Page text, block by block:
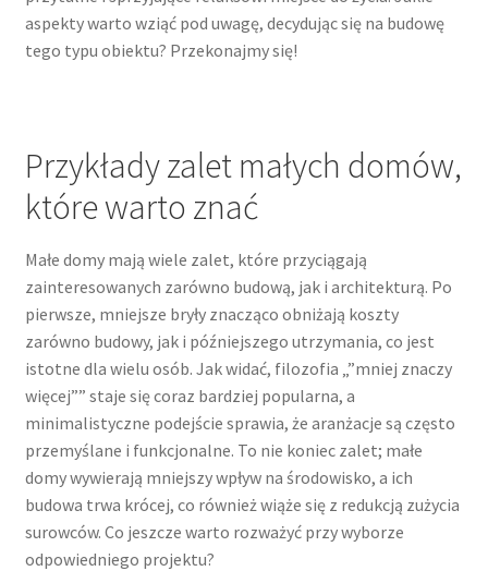
aspekty warto wziąć pod uwagę, decydując się na budowę
tego typu obiektu? Przekonajmy się!
Przykłady zalet małych domów,
które warto znać
Małe domy mają wiele zalet, które przyciągają
zainteresowanych zarówno budową, jak i architekturą. Po
pierwsze, mniejsze bryły znacząco obniżają koszty
zarówno budowy, jak i późniejszego utrzymania, co jest
istotne dla wielu osób. Jak widać, filozofia „”mniej znaczy
więcej”” staje się coraz bardziej popularna, a
minimalistyczne podejście sprawia, że aranżacje są często
przemyślane i funkcjonalne. To nie koniec zalet; małe
domy wywierają mniejszy wpływ na środowisko, a ich
budowa trwa krócej, co również wiąże się z redukcją zużycia
surowców. Co jeszcze warto rozważyć przy wyborze
odpowiedniego projektu?